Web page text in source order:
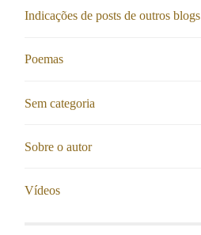
Indicações de posts de outros blogs
Poemas
Sem categoria
Sobre o autor
Vídeos